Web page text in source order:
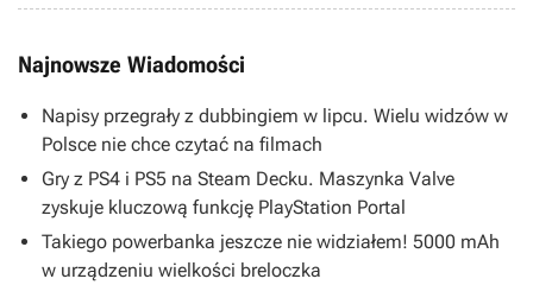
Najnowsze Wiadomości
Napisy przegrały z dubbingiem w lipcu. Wielu widzów w
Polsce nie chce czytać na filmach
Gry z PS4 i PS5 na Steam Decku. Maszynka Valve
zyskuje kluczową funkcję PlayStation Portal
Takiego powerbanka jeszcze nie widziałem! 5000 mAh
w urządzeniu wielkości breloczka